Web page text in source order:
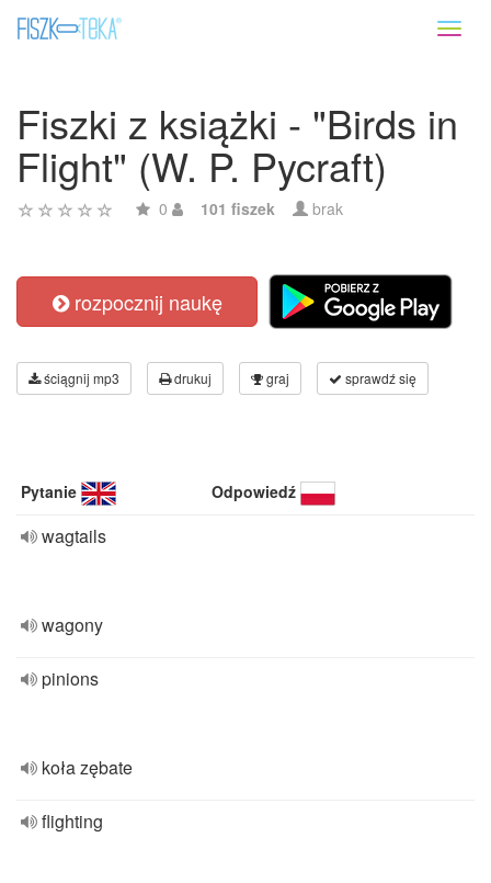
Fiszki z książki - "Birds in
Flight" (W. P. Pycraft)
0 101 fiszek brak
rozpocznij naukę
ściągnij mp3 drukuj graj sprawdź się
Pytanie Odpowiedź
wagtails
wagony
pinions
koła zębate
flighting